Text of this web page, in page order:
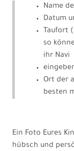
Name
Datum
Taufort
so
ihr Navi
Ort der
besten
Ein Foto Eures
hübsch und